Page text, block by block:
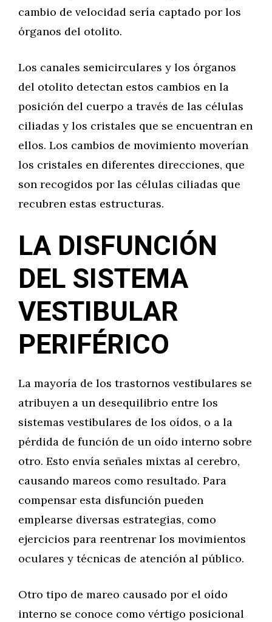
cambio de velocidad sería captado por los
órganos del otolito.
Los canales semicirculares y los órganos
del otolito detectan estos cambios en la
posición del cuerpo a través de las células
ciliadas y los cristales que se encuentran en
ellos. Los cambios de movimiento moverían
los cristales en diferentes direcciones, que
son recogidos por las células ciliadas que
recubren estas estructuras.
LA DISFUNCIÓN
DEL SISTEMA
VESTIBULAR
PERIFÉRICO
La mayoría de los trastornos vestibulares se
atribuyen a un desequilibrio entre los
sistemas vestibulares de los oídos, o a la
pérdida de función de un oído interno sobre
otro. Esto envía señales mixtas al cerebro,
causando mareos como resultado. Para
compensar esta disfunción pueden
emplearse diversas estrategias, como
ejercicios para reentrenar los movimientos
oculares y técnicas de atención al público.
Otro tipo de mareo causado por el oído
interno se conoce como vértigo posicional